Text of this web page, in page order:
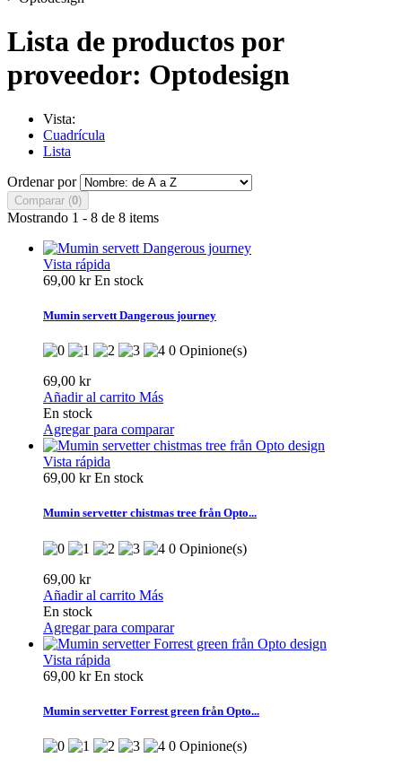
Lista de productos por
proveedor: Optodesign
Vista:
Cuadrícula
Lista
Ordenar por
Comparar (0)
Mostrando 1 - 8 de 8 items
Vista rápida
69,00 krEn stock
Mumin servett Dangerous journey
0 Opinione(s)
69,00 kr
Añadir al carrito Más
En stock
Agregar para comparar
Vista rápida
69,00 krEn stock
Mumin servetter chistmas tree från Opto...
0 Opinione(s)
69,00 kr
Añadir al carrito Más
En stock
Agregar para comparar
Vista rápida
69,00 krEn stock
Mumin servetter Forrest green från Opto...
0 Opinione(s)